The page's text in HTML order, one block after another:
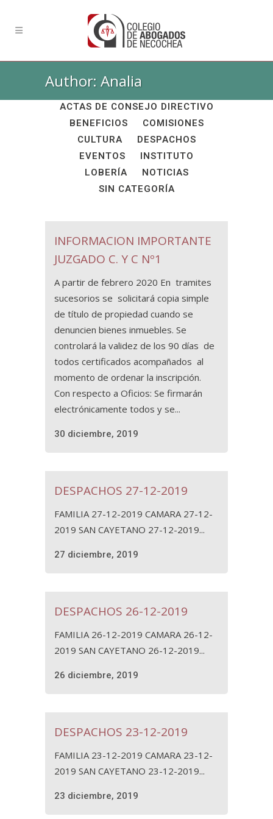
Author: Analia
ALL
ACADÉMICAS
ACTAS DE CONSEJO DIRECTIVO
BENEFICIOS
COMISIONES
CULTURA
DESPACHOS
EVENTOS
INSTITUTO
LOBERÍA
NOTICIAS
SIN CATEGORÍA
INFORMACION IMPORTANTE
JUZGADO C. Y C Nº1
A partir de febrero 2020 En tramites
sucesorios se solicitará copia simple
de título de propiedad cuando se
denuncien bienes inmuebles. Se
controlará la validez de los 90 días de
todos certificados acompañados al
momento de ordenar la inscripción.
Con respecto a Oficios: Se firmarán
electrónicamente todos y se...
30 diciembre, 2019
DESPACHOS 27-12-2019
FAMILIA 27-12-2019 CAMARA 27-12-
2019 SAN CAYETANO 27-12-2019...
27 diciembre, 2019
DESPACHOS 26-12-2019
FAMILIA 26-12-2019 CAMARA 26-12-
2019 SAN CAYETANO 26-12-2019...
26 diciembre, 2019
DESPACHOS 23-12-2019
FAMILIA 23-12-2019 CAMARA 23-12-
2019 SAN CAYETANO 23-12-2019...
23 diciembre, 2019